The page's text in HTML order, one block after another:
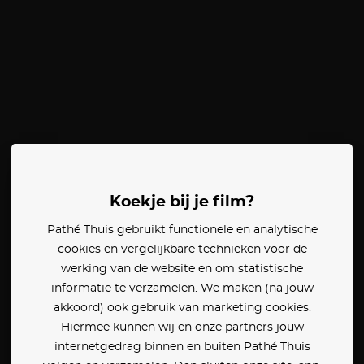
Koekje bij je film?
Pathé Thuis gebruikt functionele en analytische
cookies en vergelijkbare technieken voor de
werking van de website en om statistische
informatie te verzamelen. We maken (na jouw
akkoord) ook gebruik van marketing cookies.
Hiermee kunnen wij en onze partners jouw
internetgedrag binnen en buiten Pathé Thuis